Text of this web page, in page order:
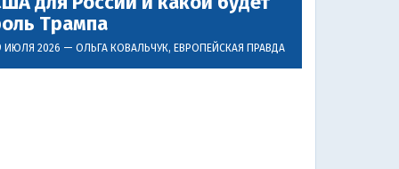
Трампа
ИЮЛЯ 2026 — ОЛЬГА КОВАЛЬЧУК, ЕВРОПЕЙСКАЯ ПРАВДА